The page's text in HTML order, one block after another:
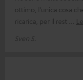
ottimo, l'unica cosa
ricarica, per il rest
Sven S.